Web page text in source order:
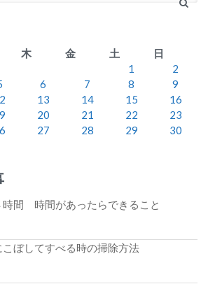
木 金 土
日
1
2
6 7 8
9
13 14 15
16
20 21 22
23
27 28 29
30
時間 時間があったらできること
ぼしてすべる時の掃除方法